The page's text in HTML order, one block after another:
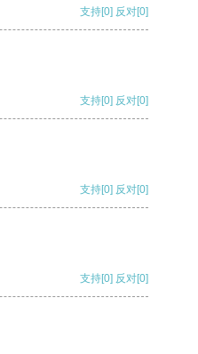
支持[0] 反对[0]
支持[0] 反对[0]
支持[0] 反对[0]
支持[0] 反对[0]